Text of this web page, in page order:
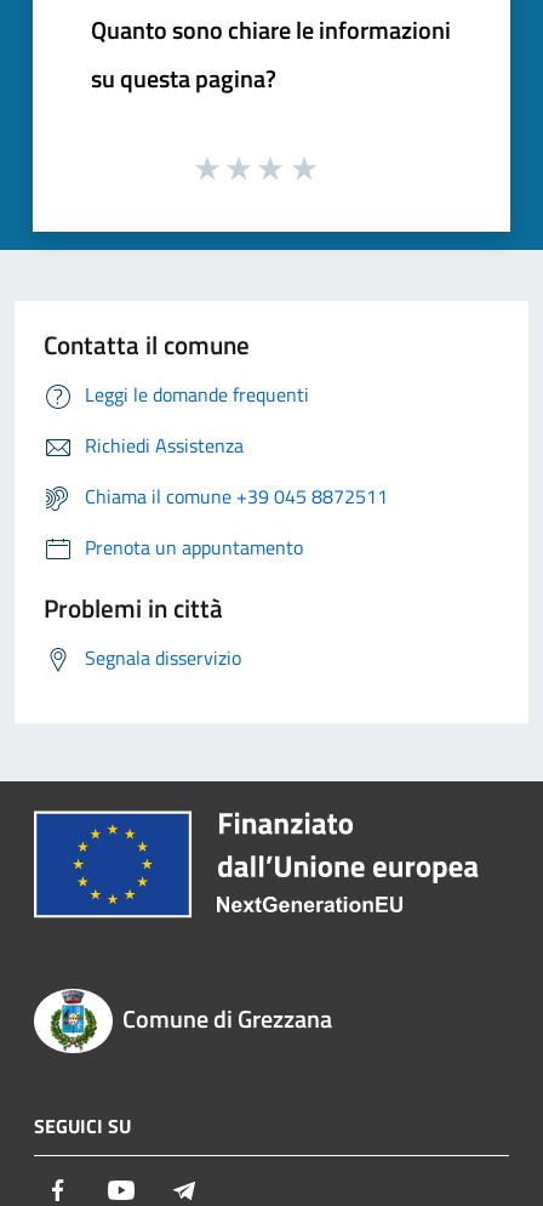
Quanto sono chiare le informazioni
su questa pagina?
Contatta il comune
Leggi le domande frequenti
Richiedi Assistenza
Chiama il comune +39 045 8872511
Prenota un appuntamento
Problemi in città
Segnala disservizio
Comune di Grezzana
SEGUICI SU
Facebook Youtube